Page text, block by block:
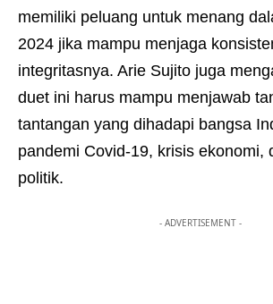
memiliki peluang untuk menang
2024 jika mampu menjaga
integritasnya. Arie Sujito juga
duet ini harus mampu menjawab
tantangan yang dihadapi bangsa
pandemi Covid-19, krisis ekonomi,
politik.
- ADVERTISEMENT -